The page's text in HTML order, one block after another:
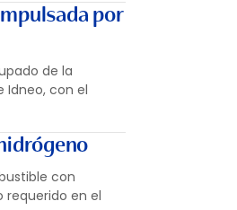
por
de la
Idneo, con el
con
requerido en el